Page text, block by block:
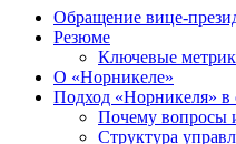
Обращение вице-
Резюме
Ключевые
О «Норникеле»
Подход «Норникеля» в
Почему вопросы
Структура